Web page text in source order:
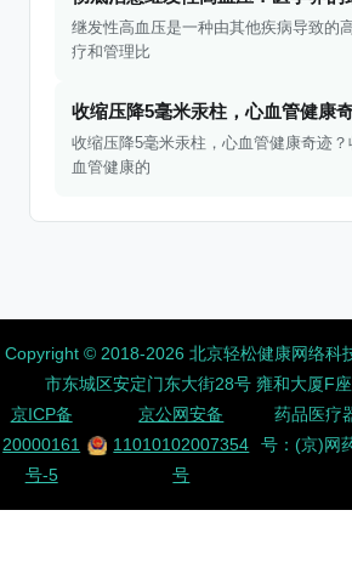
继发性高血压是一种由其他疾病导致的
疗和管理比
收缩压降5毫米汞柱，心血管健康
收缩压降5毫米汞柱，心血管健康奇迹
血管健康的
Copyright ©️ 2018-2026 北京轻松健康网络科
市东城区安定门东大街28号 雍和大厦F
京ICP备
20000161
号-5
京公网安备
11010102007354
号
药品医疗
号：(京)网